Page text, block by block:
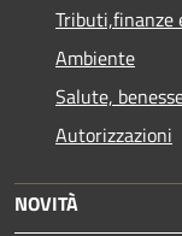
Tributi,finanze
Ambiente
Salute,
Autorizzazioni
NOVITÀ